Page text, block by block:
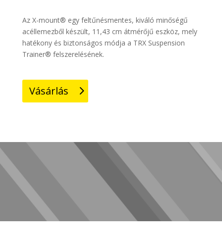
Az X-mount® egy feltűnésmentes, kiváló minőségű
acéllemezből készült, 11,43 cm átmérőjű eszköz, mely
hatékony és biztonságos módja a TRX Suspension
Trainer® felszerelésének.
Vásárlás